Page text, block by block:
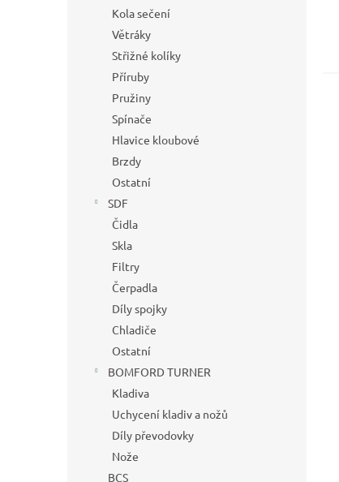
Kola sečení
Větráky
Střižné kolíky
Příruby
Pružiny
Spínače
Hlavice kloubové
Brzdy
Ostatní
SDF
Čidla
Skla
Filtry
Čerpadla
Díly spojky
Chladiče
Ostatní
BOMFORD TURNER
Kladiva
Uchycení kladiv a nožů
Díly převodovky
Nože
BCS